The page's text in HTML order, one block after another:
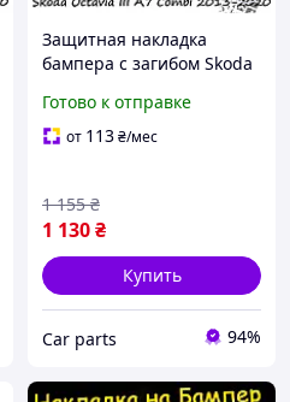
Защитная накладка
бампера с загибом Skoda
Шкода Октавия 3 13-20
Универсал карбон
Готово к отправке
от 113₴/мес
1 130₴
1 155 ₴
Купить
Сar parts 94%